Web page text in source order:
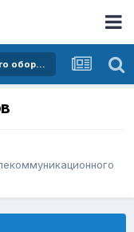
Покупка и продажа телекоммуникационного оборудования